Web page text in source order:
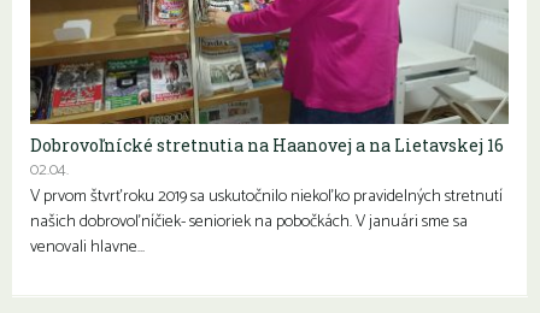
Dobrovoľnícké stretnutia na Haanovej a na Lietavskej 16
02.04.
V prvom štvrťroku 2019 sa uskutočnilo niekoľko pravidelných stretnutí
našich dobrovoľníčiek- senioriek na pobočkách. V januári sme sa
venovali hlavne…